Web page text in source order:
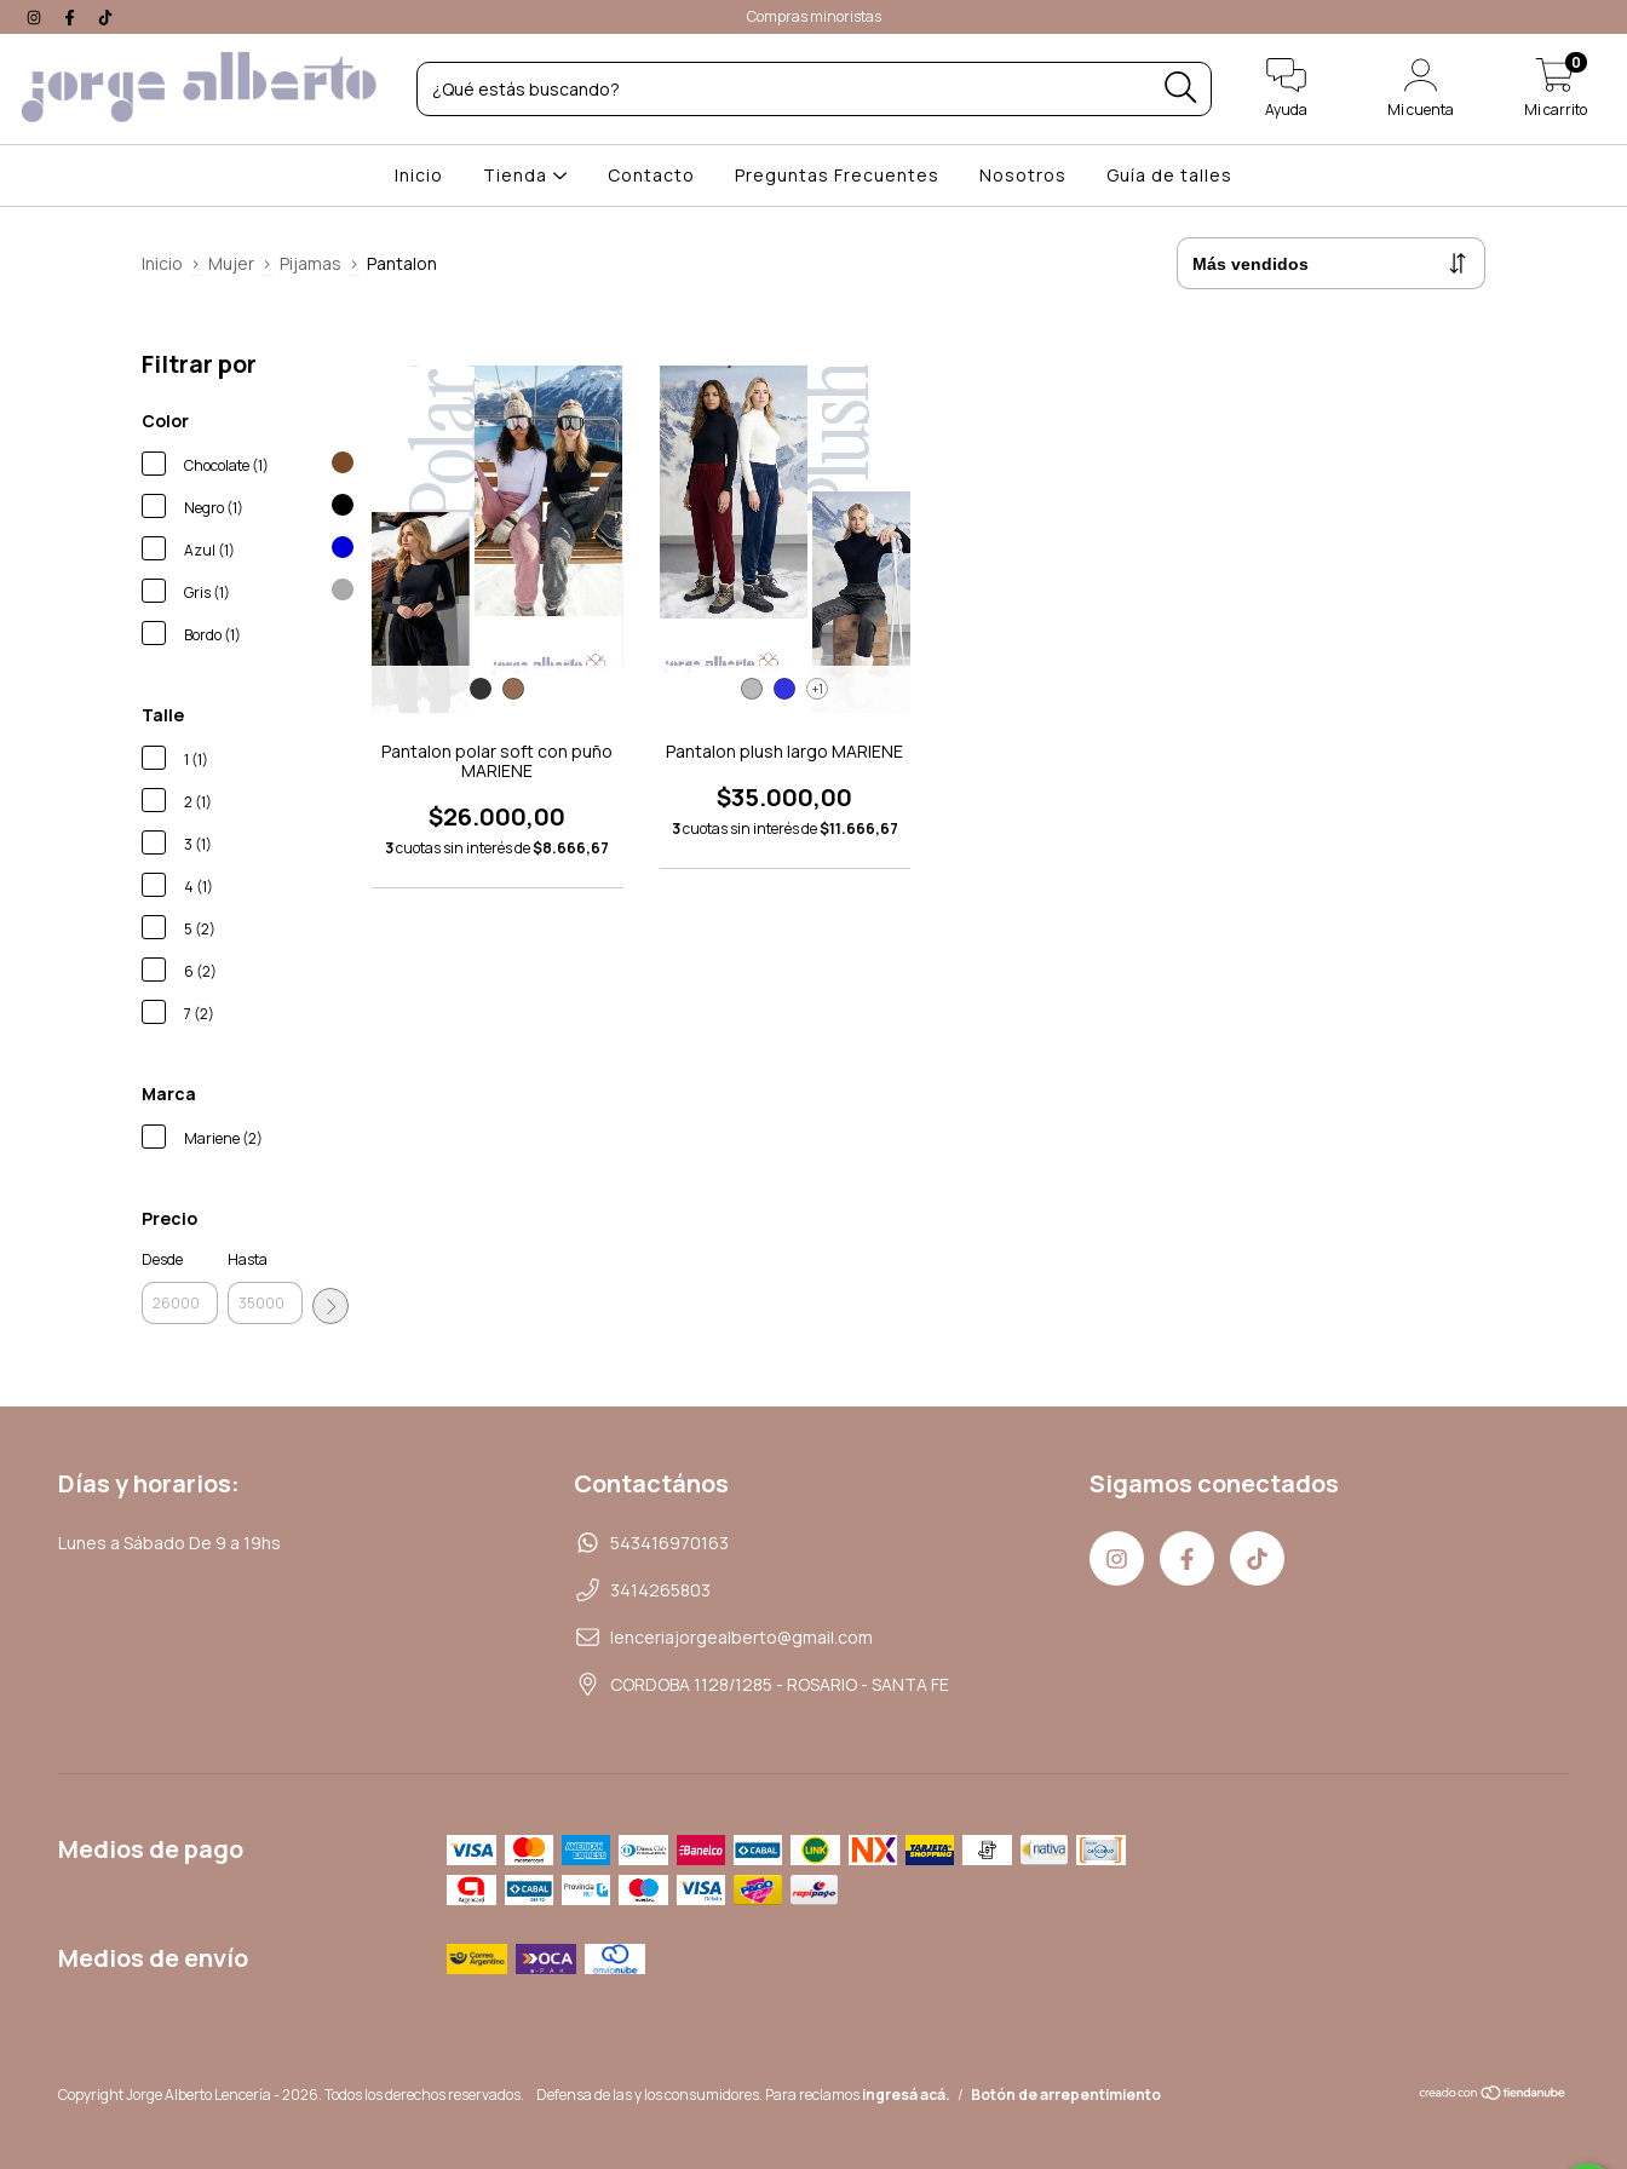
Compras minoristas
Ayuda Mi cuenta Mi carrito
0
Inicio Tienda Contacto Preguntas Frecuentes Nosotros Guía de talles
Inicio > Mujer > Pijamas > Pantalon
Filtrar por
Color
Chocolate (1)
Negro (1)
Azul (1)
Gris (1)
Bordo (1)
Talle
1 (1)
2 (1)
3 (1)
4 (1)
5 (2)
6 (2)
7 (2)
Marca
Mariene (2)
Precio
Desde Hasta
Pantalon polar soft con puño
MARIENE
$26.000,00
3cuotas sin interés de$8.666,67
+1
Pantalon plush largo MARIENE
$35.000,00
3cuotas sin interés de$11.666,67
Días y horarios:
Lunes a Sábado De 9 a 19hs
Contactános
543416970163
3414265803
lenceriajorgealberto@gmail.com
CORDOBA 1128/1285 - ROSARIO - SANTA FE
Sigamos conectados
Medios de pago
Medios de envío
Copyright Jorge Alberto Lencería - 2026. Todos los derechos reservados. Defensa de las y los consumidores. Para reclamosingresá acá. / Botón de arrepentimiento